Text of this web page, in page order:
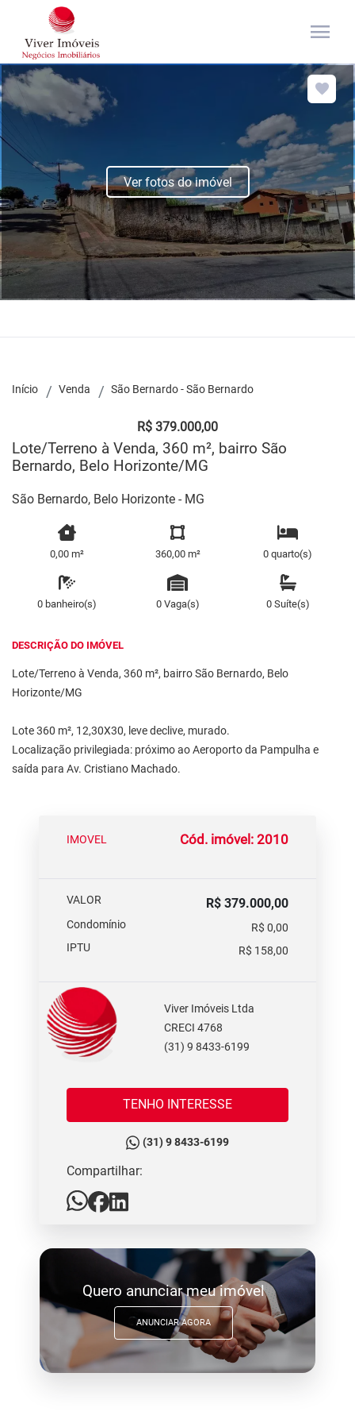
menu
Ver fotos do imóvel
Início Venda São Bernardo - São Bernardo
R$ 379.000,00
Lote/Terreno à Venda, 360 m², bairro São
Bernardo, Belo Horizonte/MG
São Bernardo, Belo Horizonte - MG
0,00 m² 360,00 m² 0 quarto(s)
0 banheiro(s) 0 Vaga(s) 0 Suíte(s)
DESCRIÇÃO DO IMÓVEL
Lote/Terreno à Venda, 360 m², bairro São Bernardo, Belo
Horizonte/MG
Lote 360 m², 12,30X30, leve declive, murado.
Localização privilegiada: próximo ao Aeroporto da Pampulha e
saída para Av. Cristiano Machado.
IMOVEL Cód. imóvel: 2010
VALOR R$ 379.000,00
Condomínio
R$ 0,00
IPTU
R$ 158,00
Viver Imóveis Ltda
CRECI 4768
(31) 9 8433-6199
TENHO INTERESSE
(31) 9 8433-6199
Compartilhar:
Quero anunciar meu imóvel
ANUNCIAR AGORA